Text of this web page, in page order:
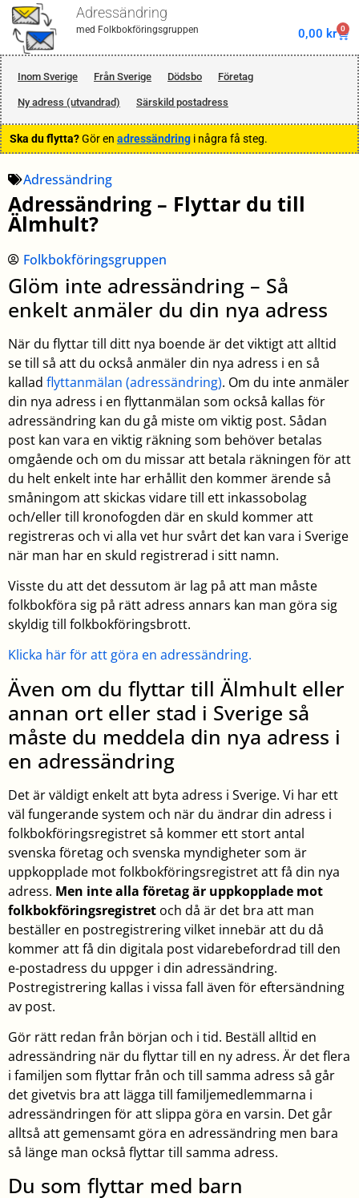
Adressändring
med Folkbokföringsgruppen 0,00 kr 0
Inom Sverige Från Sverige Dödsbo Företag
Ny adress (utvandrad) Särskild postadress
Ska du flytta?Gör en adressändring i några få steg.
Adressändring
Adressändring – Flyttar du till
Älmhult?
Folkbokföringsgruppen
Glöm inte adressändring – Så
enkelt anmäler du din nya adress
När du flyttar till ditt nya boende är det viktigt att alltid
se till så att du också anmäler din nya adress i en så
kallad flyttanmälan (adressändring). Om du inte anmäler
din nya adress i en flyttanmälan som också kallas för
adressändring kan du gå miste om viktig post. Sådan
post kan vara en viktig räkning som behöver betalas
omgående och om du missar att betala räkningen för att
du helt enkelt inte har erhållit den kommer ärende så
småningom att skickas vidare till ett inkassobolag
och/eller till kronofogden där en skuld kommer att
registreras och vi alla vet hur svårt det kan vara i Sverige
när man har en skuld registrerad i sitt namn.
Visste du att det dessutom är lag på att man måste
folkbokföra sig på rätt adress annars kan man göra sig
skyldig till folkbokföringsbrott.
Klicka här för att göra en adressändring.
Även om du flyttar till Älmhult eller
annan ort eller stad i Sverige så
måste du meddela din nya adress i
en adressändring
Det är väldigt enkelt att byta adress i Sverige. Vi har ett
väl fungerande system och när du ändrar din adress i
folkbokföringsregistret så kommer ett stort antal
svenska företag och svenska myndigheter som är
uppkopplade mot folkbokföringsregistret att få din nya
adress. Men inte alla företag är uppkopplade mot
folkbokföringsregistret och då är det bra att man
beställer en postregistrering vilket innebär att du då
kommer att få din digitala post vidarebefordrad till den
e-postadress du uppger i din adressändring.
Postregistrering kallas i vissa fall även för eftersändning
av post.
Gör rätt redan från början och i tid. Beställ alltid en
adressändring när du flyttar till en ny adress. Är det flera
i familjen som flyttar från och till samma adress så går
det givetvis bra att lägga till familjemedlemmarna i
adressändringen för att slippa göra en varsin. Det går
alltså att gemensamt göra en adressändring men bara
så länge man också flyttar till samma adress.
Du som flyttar med barn